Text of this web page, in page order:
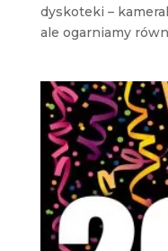
dyskoteki –
ale ogarniamy